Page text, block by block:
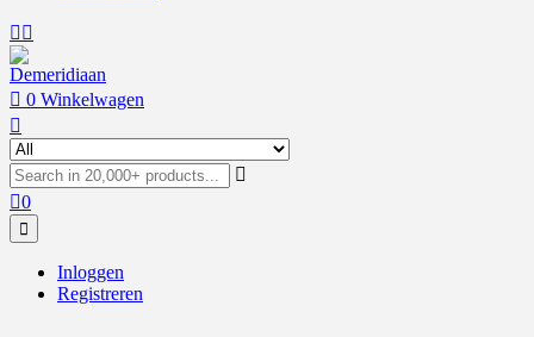
0 Winkelwagen
0
Inloggen
Registreren